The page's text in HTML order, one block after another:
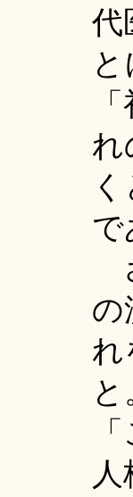
代
と
れ
で
の
れ
と